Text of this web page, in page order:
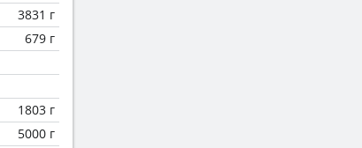
3831 г
679 г
1803 г
5000 г